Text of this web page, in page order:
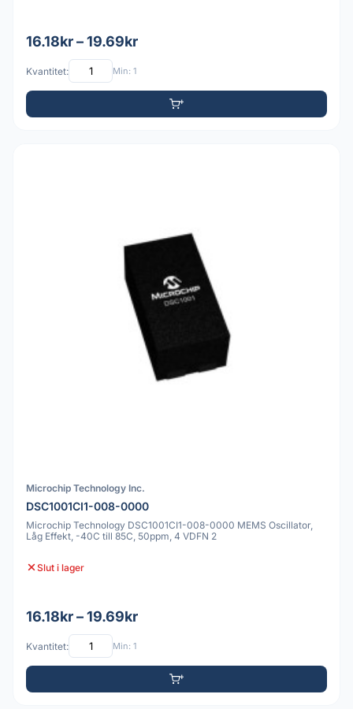
16.18kr – 19.69kr
Kvantitet: Min: 1
Microchip Technology Inc.
DSC1001CI1-008-0000
Microchip Technology DSC1001CI1-008-0000 MEMS Oscillator,
Låg Effekt, -40C till 85C, 50ppm, 4 VDFN 2
Slut i lager
16.18kr – 19.69kr
Kvantitet: Min: 1